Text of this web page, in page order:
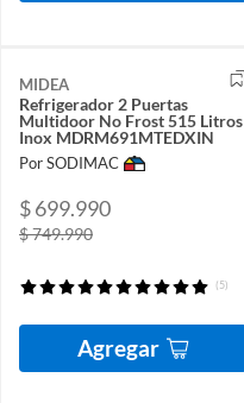
MIDEA
Refrigerador 2 Puertas
Multidoor No Frost 515 Litros
Inox MDRM691MTEDXIN
Por SODIMAC
$ 699.990
$ 749.990
(5)
Agregar